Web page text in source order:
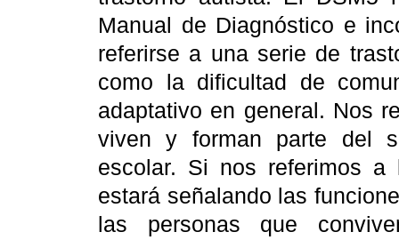
Manual de Diagnóstico e
referirse a una serie de
como la dificultad de
adaptativo en general. Nos
viven y forman parte del
escolar. Si nos referimos
estará señalando las
las personas que